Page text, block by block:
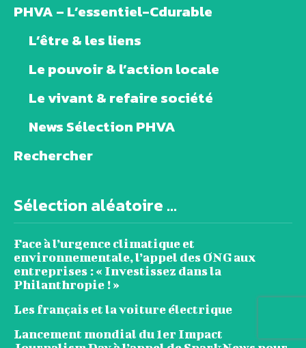
PHVA – L’essentiel-Cdurable
L’être & les liens
Le pouvoir & l’action locale
Le vivant & refaire société
News Sélection PHVA
Rechercher
Sélection aléatoire ...
Face à l’urgence climatique et
environnementale, l’appel des ONG aux
entreprises : « Investissez dans la
Philanthropie ! »
Les français et la voiture électrique
Lancement mondial du 1er Impact